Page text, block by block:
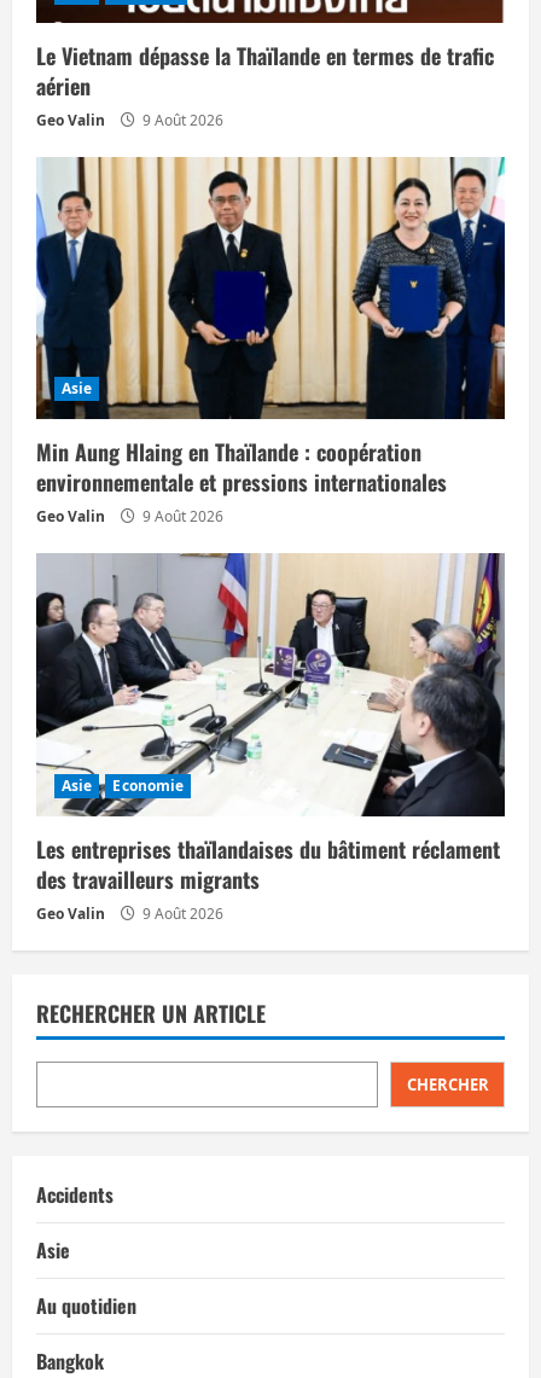
i
c
l
e
Le Vietnam dépasse la Thaïlande en termes de trafic
aérien
Geo Valin 9 Août 2026
Asie
Min Aung Hlaing en Thaïlande : coopération
environnementale et pressions internationales
Geo Valin 9 Août 2026
Asie Economie
Les entreprises thaïlandaises du bâtiment réclament
des travailleurs migrants
Geo Valin 9 Août 2026
RECHERCHER UN ARTICLE
CHERCHER
Accidents
Asie
Au quotidien
Bangkok